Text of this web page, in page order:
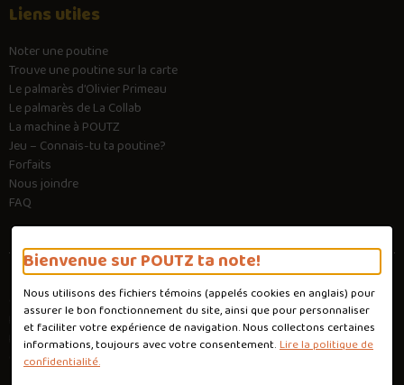
Bienvenue sur POUTZ ta note!
Nous utilisons des fichiers témoins (appelés cookies en anglais) pour
assurer le bon fonctionnement du site, ainsi que pour personnaliser
et faciliter votre expérience de navigation. Nous collectons certaines
informations, toujours avec votre consentement.Lire la politique de
confidentialité.
Liens utiles
Noter une poutine
Trouve une poutine sur la carte
Le palmarès d’Olivier Primeau
Le palmarès de La Collab
La machine à POUTZ
Jeu – Connais-tu ta poutine?
Forfaits
Nous joindre
FAQ
Conditions d'utilisation
Politique de confidentialité
Personnaliser les cookies
Conception :Ekloweb